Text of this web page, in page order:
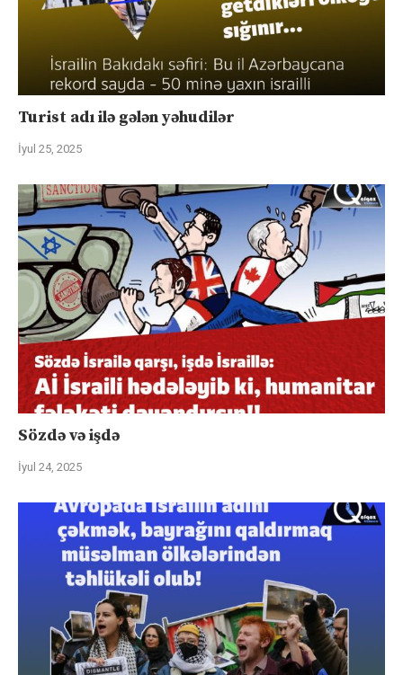
Turist adı ilə gələn yəhudilər
İyul 25, 2025
Sözdə və işdə
İyul 24, 2025